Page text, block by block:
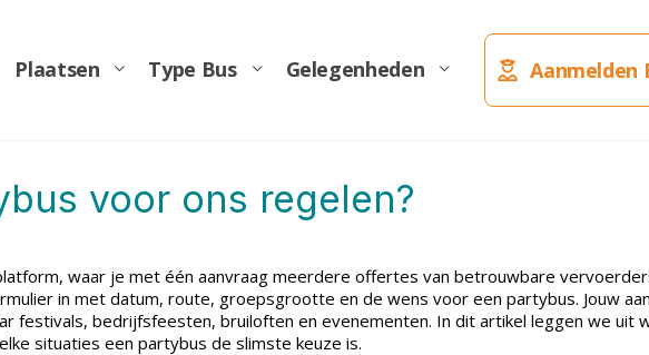
Plaatsen Type Bus Gelegenheden Aanmelden
voor ons regelen?
waar je met één aanvraag meerdere offertes van betrouwbare
in met datum, route, groepsgrootte en de wens voor een partybus. Jouw
festivals, bedrijfsfeesten, bruiloften en evenementen. In dit artikel leggen we uit
situaties een partybus de slimste keuze is.